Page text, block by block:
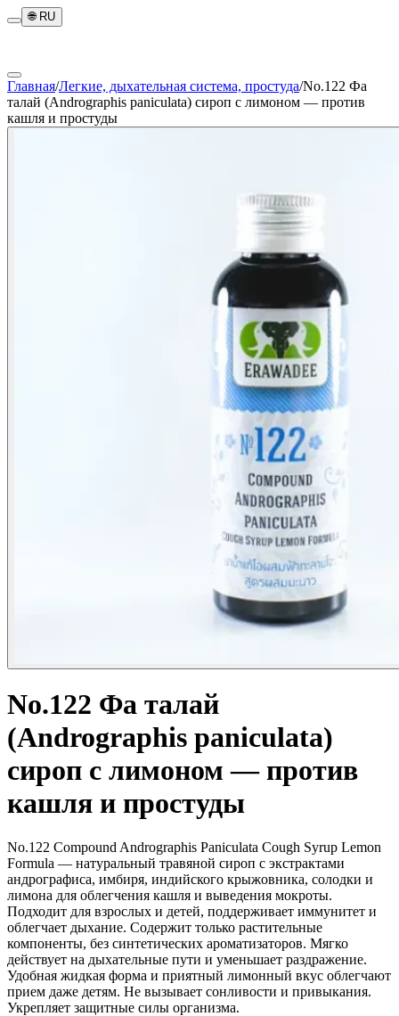
🌐RU
Главная/Легкие, дыхательная система, простуда/No.122 Фа
талай (Andrographis paniculata) сироп с лимоном — против
кашля и простуды
No.122 Фа талай
(Andrographis paniculata)
сироп с лимоном — против
кашля и простуды
No.122 Compound Andrographis Paniculata Cough Syrup Lemon
Formula — натуральный травяной сироп с экстрактами
андрографиса, имбиря, индийского крыжовника, солодки и
лимона для облегчения кашля и выведения мокроты.
Подходит для взрослых и детей, поддерживает иммунитет и
облегчает дыхание. Содержит только растительные
компоненты, без синтетических ароматизаторов. Мягко
действует на дыхательные пути и уменьшает раздражение.
Удобная жидкая форма и приятный лимонный вкус облегчают
прием даже детям. Не вызывает сонливости и привыкания.
Укрепляет защитные силы организма.